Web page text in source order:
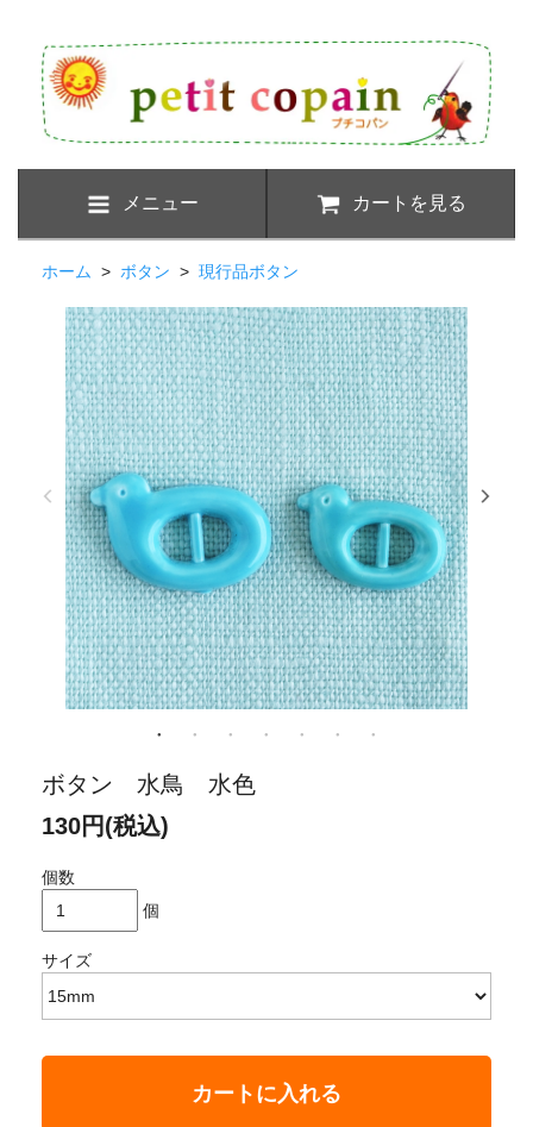
メニュー カートを見る
ホーム > ボタン > 現行品ボタン
ボタン 水鳥 水色
130円(税込)
個数
個
サイズ
カートに入れる